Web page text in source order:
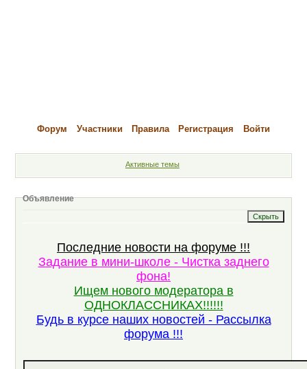
Форум Участники Правила Регистрация Войти
Активные темы
Объявление
Последние новости на форуме !!!
Задание в мини-школе - Чистка заднего
фона!
Ищем нового модератора в
ОДНОКЛАССНИКАХ!!!!!!
Будь в курсе наших новостей - Рассылка
форума !!!